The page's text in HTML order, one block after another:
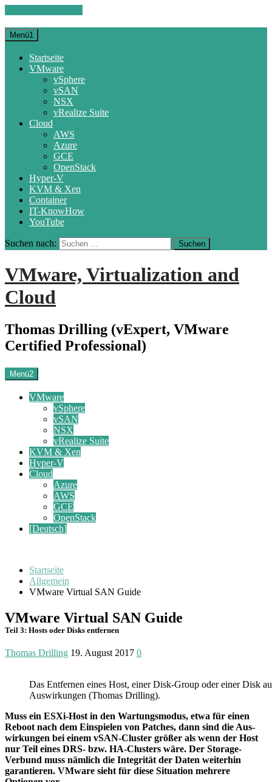
Menü1
Startseite
VMware
vSphere
vSAN
NSX
vRealize Suite
Cloud
AWS
Azure
GCE
OpenStack
Hyper-V
KVM & Xen
Container
IT-KnowHow
YouTube
Suchen nach:
VMware, Virtualization and
Cloud
Thomas Drilling (vExpert, VMware
Certified Professional)
Menü2
VMware
vSphere
vSAN
NSX
vRealize Suite
KVM & Xen
Hyper-V
Cloud
Azure
AWS
GCE
OpenStack
[Deutsch]
Startseite
Allgemein
VMware Virtual SAN Guide
VMware Virtual SAN Guide
Teil 3: Hosts oder Disks entfernen
Thomas Drilling 19. August 2017 0
Das Entfernen eines Host, einer Disk-Group oder einer Disk
Auswirkungen (Thomas Drilling).
Muss ein ESXi-Host in den Wartungs­modus, etwa für einen
Reboot nach dem Ein­spielen von Patches, dann sind die Aus­
wir­kungen bei einem vSAN-Cluster größer als wenn der Host
nur Teil eines DRS- bzw. HA-Clusters wäre. Der Storage-
Verbund muss nämlich die Inte­grität der Daten weiterhin
garan­tieren. VMware sieht für diese Situation mehrere